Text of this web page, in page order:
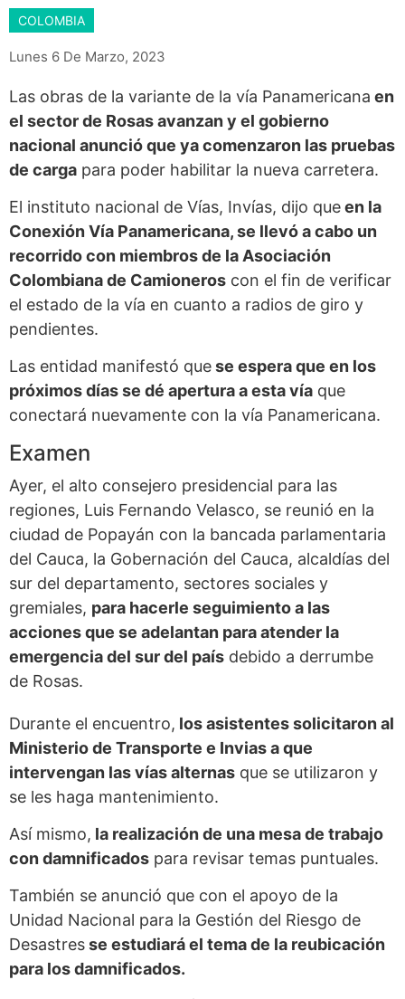
COLOMBIA
Lunes 6 De Marzo, 2023
Las obras de la variante de la vía Panamericana en
el sector de Rosas avanzan y el gobierno
nacional anunció que ya comenzaron las pruebas
de carga para poder habilitar la nueva carretera.
El instituto nacional de Vías, Invías, dijo queen la
Conexión Vía Panamericana, se llevó a cabo un
recorrido con miembros de la Asociación
Colombiana de Camioneros con el fin de verificar
el estado de la vía en cuanto a radios de giro y
pendientes.
Las entidad manifestó quese espera que en los
próximos días se dé apertura a esta vía que
conectará nuevamente con la vía Panamericana.
Examen
Ayer, el alto consejero presidencial para las
regiones, Luis Fernando Velasco, se reunió en la
ciudad de Popayán con la bancada parlamentaria
del Cauca, la Gobernación del Cauca, alcaldías del
sur del departamento, sectores sociales y
gremiales, para hacerle seguimiento a las
acciones que se adelantan para atender la
emergencia del sur del país debido a derrumbe
de Rosas.
Durante el encuentro, los asistentes solicitaron al
Ministerio de Transporte e Invias a que
intervengan las vías alternas que se utilizaron y
se les haga mantenimiento.
Así mismo, la realización de una mesa de trabajo
con damnificados para revisar temas puntuales.
También se anunció que con el apoyo de la
Unidad Nacional para la Gestión del Riesgo de
Desastresse estudiará el tema de la reubicación
para los damnificados.